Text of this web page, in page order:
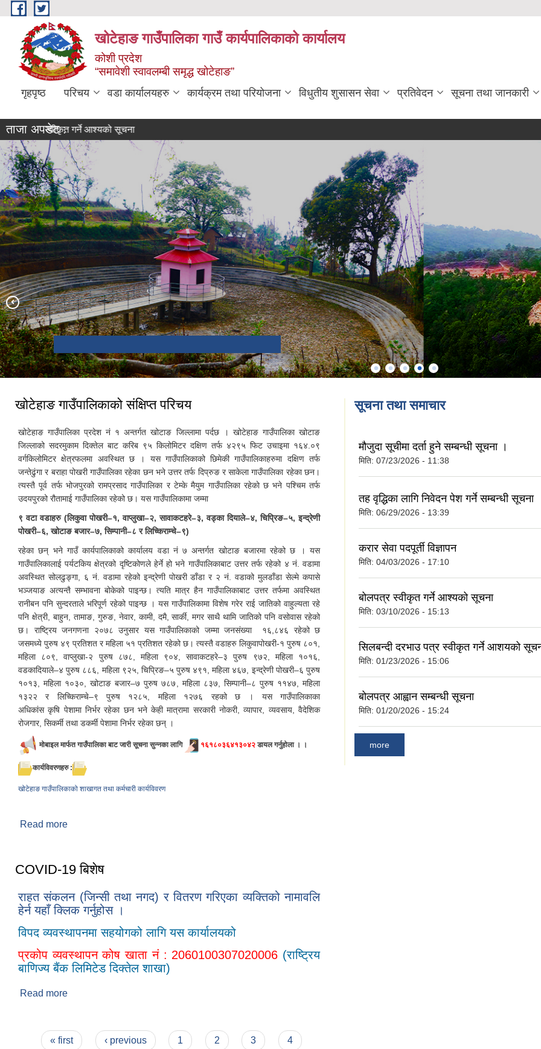
Skip to main content
खोटेहाङ गाउँपालिका गाउँ कार्यपालिकाको कार्यालय
कोशी प्रदेश
“समावेशी स्वावलम्बी समृद्ध खोटेहाङ”
गृहपृष्ठ परिचय वडा कार्यालयहरु कार्यक्रम तथा परियोजना विधुतीय शुसासन सेवा प्रतिवेदन सूचना तथा जानकारी
ताजा अपडेट :
स्वीकृत गर्ने आश्यको सूचना
थामखर्क विमानस्थल र खोटाङबजार
राम प्रसाद राई स्मृती पार्क
भगवती मन्दिर
खोटेहाङ गाउँपालिकाको संक्षिप्त परिचय
खोटेहाङ गाउँपालिका प्रदेश नं १ अन्तर्गत खोटाङ जिल्लामा पर्दछ । खोटेहाङ गाउँपालिका खोटाङ
जिल्लाको सदरमुकाम दिक्तेल बाट करिब ९५ किलोमिटर दक्षिण तर्फ ४२९५ फिट उचाइमा १६४.०९
वर्गकिलोमिटर क्षेत्रफलमा अवस्थित छ । यस गाउँपालिकाको छिमेकी गाउँपालिकाहरुमा दक्षिण तर्फ
जन्तेढुंगा र बराहा पोखरी गाउँपालिका रहेका छन भने उत्तर तर्फ दिप्रुङ र साकेला गाउँपालिका रहेका छन।
त्यस्तै पूर्व तर्फ भोजपुरको रामप्रसाद गाउँपालिका र टेम्के मैयुम गाउँपालिका रहेकाे छ भने पश्चिम तर्फ
उदयपुरको रौतामाई गाउँपालिका रहेको छ। यस गाउँपालिकामा जम्मा
९ वटा वडाहरु (लिकुवा पोखरी–१, वाप्लुखा–२, सावाकटहरे–३, वड्का दियाले–४, चिप्रिङ–५, इन्द्रेणी
पोखरी–६, खोटाङ बजार–७, सिम्पानी–८ र लिच्किराम्चे–९)
रहेका छन् भने गाउँ कार्यपालिकाको कार्यालय वडा नं ७ अन्तर्गत खोटाङ बजारमा रहेको छ । यस
गाउँपालिकालाई पर्यटकिय क्षेत्रको दृष्टिकोणले हेर्ने हो भने गाउँपालिकाबाट उत्तर तर्फ रहेको ४ नं. वडामा
अवस्थित सोलढुङ्गा, ६ नं. वडामा रहेको इन्द्रेणी पोखरी डाँडा र २ नं. वडाको मुलडाँडा सेल्मे कपासे
भञ्जयाङ अत्यन्तै सम्भावना बोकेको पाइन्छ। त्यति मात्र हैन गाउँपालिकाबाट उत्तर तर्फमा अवस्थित
रानीबन पनि सुन्दरताले भरिपूर्ण रहेको पाइन्छ । यस गाउँपालिकामा विशेष गरेर राई जातिको वाहुल्यता रहे
पनि क्षेत्री, बाहुन, तामाङ, गुरुङ, नेवार, कामी, दमै, सार्की, मगर साथै थामि जातिको पनि वसोवास रहेको
छ। राष्ट्रिय जनगणना २०७८ उनुसार यस गाउँपालिकाको जम्मा जनसंख्या १६,८४६ रहेको छ
जसमध्ये पुरुष ४९ प्रतिशत र महिला ५१ प्रतिशत रहेको छ। त्यस्तै वडाहरु लिकुवापोखरी-१ पुरुष ८०१,
महिला ८०९, वाप्लुखा-२ पुरुष ८७८, महिला ९०४, सावाकटहरे–३ पुरुष ९७२, महिला १०१६,
वडकादियाले–४ पुरुष ८८६, महिला ९२५, चिप्रिङ–५ पुरुष ४९१, महिला ४६७, इन्द्रेणी पोखरी–६ पुरुष
१०१३, महिला १०३०, खोटाङ बजार–७ पुरुष ७८७, महिला ८३७, सिम्पानी–८ पुरुष ११४७, महिला
१३२२ र लिच्किराम्चे–९ पुरुष १२८५, महिला १२७६ रहको छ । यस गाउँपालिकाका
अधिकांस कृषि पेशामा निर्भर रहेका छन भने केही मात्रामा सरकारी नोकरी, व्यापार, व्यवसाय, वैदेशिक
रोजगार, सिकर्मी तथा डकर्मी पेशामा निर्भर रहेका छन् ।
मोबाइल मार्फत गाउँपालिका बाट जारी सूचना सुन्नका लागि १६१८०३६४१३०४२ डायल गर्नुहोला । ।
कार्यविवरणहरु :
खोटेहाङ गाउँपालिकाको शाखागत तथा कर्मचारी कार्यविवरण
Read more
COVID-19 बिशेष
राहत संकलन (जिन्सी तथा नगद) र वितरण गरिएका व्यक्तिको नामावलि
हेर्न यहाँ क्लिक गर्नुहोस ।
विपद व्यवस्थापनमा सहयोगको लागि यस कार्यालयको
प्रकोप व्यवस्थापन कोष खाता नं : 2060100307020006 (राष्ट्रिय
बाणिज्य बैंक लिमिटेड दिक्तेल शाखा)
Read more
Pages
« first ‹ previous 1 2 3
4
सूचना तथा समाचार
मौजुदा सूचीमा दर्ता हुने सम्बन्धी सूचना ।
मिति: 07/23/2026 - 11:38
तह वृद्धिका लागि निवेदन पेश गर्ने सम्बन्धी सूचना
मिति: 06/29/2026 - 13:39
करार सेवा पदपूर्ती विज्ञापन
मिति: 04/03/2026 - 17:10
बोलपत्र स्वीकृत गर्ने आश्यको सूचना
मिति: 03/10/2026 - 15:13
सिलबन्दी दरभाउ पत्र स्वीकृत गर्ने आशयको
मिति: 01/23/2026 - 15:06
बोलपत्र आह्वान सम्बन्धी सूचना
मिति: 01/20/2026 - 15:24
more